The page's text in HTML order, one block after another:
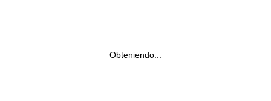
Obteniendo...